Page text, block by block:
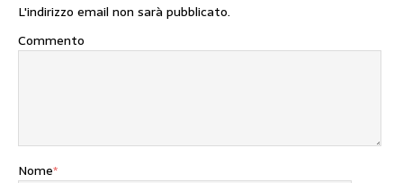
L'indirizzo email non sarà pubblicato.
Commento
Nome*